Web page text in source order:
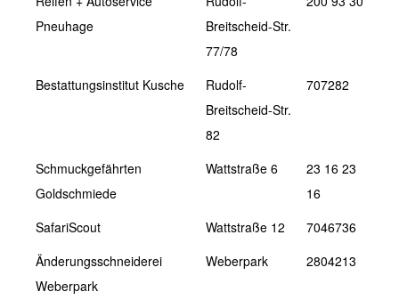
Pneuhage
Breitscheid-Str.
77/78
Bestattungsinstitut Kusche
Rudolf-
Breitscheid-Str.
82
707282
Schmuckgefährten
Goldschmiede
Wattstraße 6
23 16 23
16
SafariScout
Wattstraße 12
7046736
Änderungsschneiderei
Weberpark
Weberpark 2804213